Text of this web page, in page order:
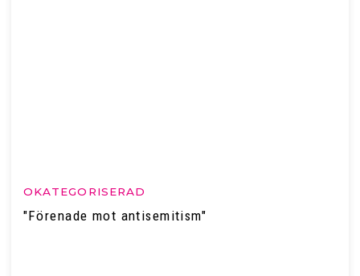
OKATEGORISERAD
"Förenade mot antisemitism"